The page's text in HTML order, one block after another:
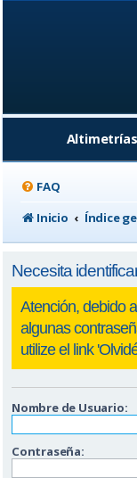
Altimetrías
FAQ
Inicio
Índice
Necesita
Nombre de Usuario:
Contraseña: